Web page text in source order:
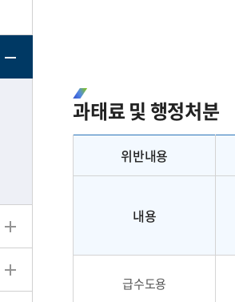
과태료 및 행정처분
위반내용
내용
급수도용